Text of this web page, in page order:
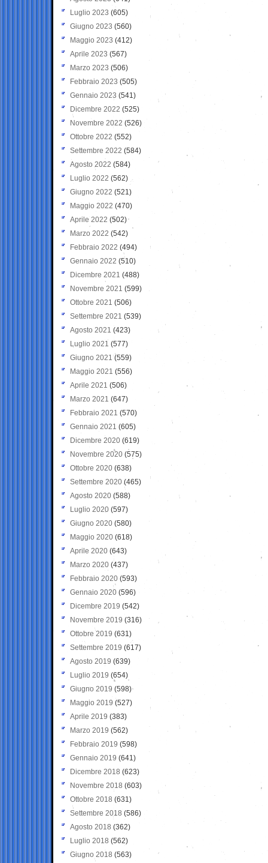
Luglio 2023 (605)
Giugno 2023 (560)
Maggio 2023 (412)
Aprile 2023 (567)
Marzo 2023 (506)
Febbraio 2023 (505)
Gennaio 2023 (541)
Dicembre 2022 (525)
Novembre 2022 (526)
Ottobre 2022 (552)
Settembre 2022 (584)
Agosto 2022 (584)
Luglio 2022 (562)
Giugno 2022 (521)
Maggio 2022 (470)
Aprile 2022 (502)
Marzo 2022 (542)
Febbraio 2022 (494)
Gennaio 2022 (510)
Dicembre 2021 (488)
Novembre 2021 (599)
Ottobre 2021 (506)
Settembre 2021 (539)
Agosto 2021 (423)
Luglio 2021 (577)
Giugno 2021(559)
Maggio 2021 (556)
Aprile 2021 (506)
Marzo 2021 (647)
Febbraio 2021 (570)
Gennaio 2021 (605)
Dicembre 2020 (619)
Novembre 2020 (575)
Ottobre 2020 (638)
Settembre 2020(465)
Agosto 2020 (588)
Luglio 2020 (597)
Giugno 2020 (580)
Maggio 2020 (618)
Aprile 2020 (643)
Marzo 2020 (437)
Febbraio 2020 (593)
Gennaio 2020 (596)
Dicembre 2019 (542)
Novembre 2019 (316)
Ottobre 2019 (631)
Settembre 2019 (617)
Agosto 2019 (639)
Luglio 2019 (654)
Giugno 2019 (598)
Maggio 2019 (527)
Aprile 2019 (383)
Marzo 2019 (562)
Febbraio 2019 (598)
Gennaio 2019 (641)
Dicembre 2018 (623)
Novembre 2018 (603)
Ottobre 2018 (631)
Settembre 2018 (586)
Agosto 2018 (362)
Luglio 2018 (562)
Giugno 2018 (563)